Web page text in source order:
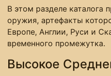
В этом разделе каталога
оружия, артефакты
Европе, Англии, Руси и
временного промежутка.
Высокое